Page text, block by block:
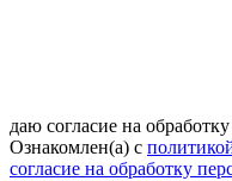
даю согласие на
Ознакомлен(а) с
согласие на обработку